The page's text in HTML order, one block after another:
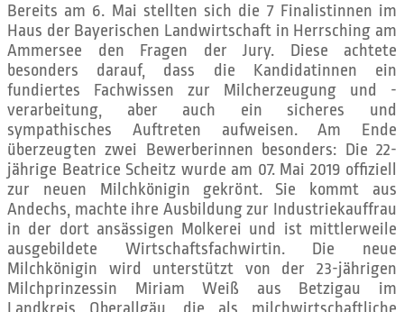
Bereits am 6. Mai stellten sich die 7 Finalistinnen im
Haus der Bayerischen Landwirtschaft in Herrsching am
Ammersee den Fragen der Jury. Diese achtete
besonders darauf, dass die Kandidatinnen ein
fundiertes Fachwissen zur Milcherzeugung und -
verarbeitung, aber auch ein sicheres und
sympathisches Auftreten aufweisen. Am Ende
überzeugten zwei Bewerberinnen besonders: Die 22-
jährige Beatrice Scheitz wurde am 07. Mai 2019 offiziell
zur neuen Milchkönigin gekrönt. Sie kommt aus
Andechs, machte ihre Ausbildung zur Industriekauffrau
in der dort ansässigen Molkerei und ist mittlerweile
ausgebildete Wirtschaftsfachwirtin. Die neue
Milchkönigin wird unterstützt von der 23-jährigen
Milchprinzessin Miriam Weiß aus Betzigau im